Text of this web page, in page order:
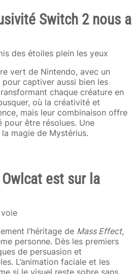
Switch 2 nous a
vert de Nintendo, avec un
captiver aussi bien les
chaque créature en
où la créativité et
mais leur combinaison offre
pour être résolues. Une
magie de Mystérius.
est sur la
l’héritage de Mass Effect,
personne. Dès les premiers
de persuasion et
L’animation faciale et les
si le visuel reste sobre sans